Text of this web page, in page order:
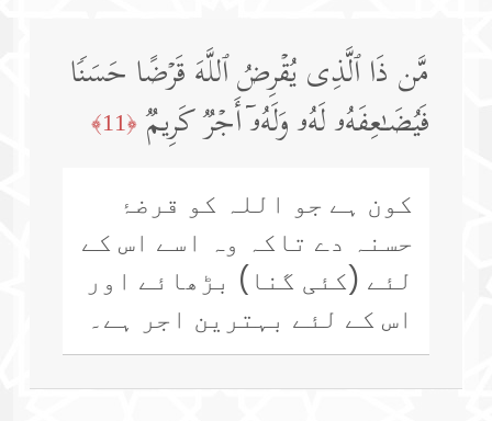
مَّن ذَا ٱلَّذِی یُقۡرِضُ ٱللَّهَ قَرۡضًا حَسَنࣰا
فَیُضَـٰعِفَهُۥ لَهُۥ وَلَهُۥۤ أَجۡرࣱ كَرِیمࣱ ﴿11﴾
کون ہے جو اللہ کو قرضۂ
حسنہ دے تاکہ وہ اسے اس کے
لئے (کئی گنا) بڑھائے اور
اس کے لئے بہترین اجر ہے۔